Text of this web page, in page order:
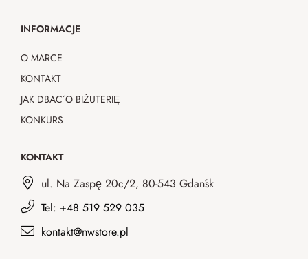
INFORMACJE
O MARCE
KONTAKT
JAK DBAĆ O BIŻUTERIĘ
KONKURS
KONTAKT
ul. Na Zaspę 20c/2, 80-543 Gdańsk
Tel: +48 519 529 035
kontakt@nwstore.pl